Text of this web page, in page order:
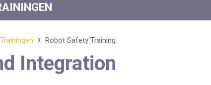
Robot Safety Training
Integration